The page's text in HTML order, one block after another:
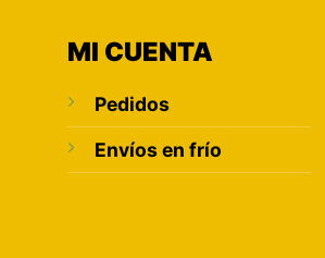
MI CUENTA
Pedidos
Envíos en frío